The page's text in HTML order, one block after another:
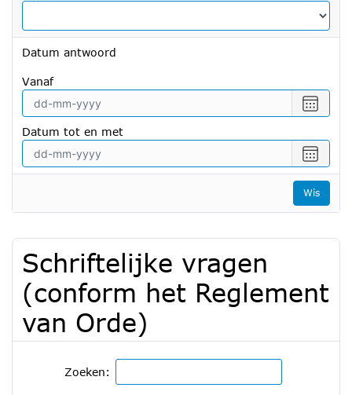
Datum antwoord
vanaf
een
vanaf
Datum tot en met
een
datum
tot
en
Wis
Schriftelijke vragen
(conform het Reglement
van Orde)
Zoeken: